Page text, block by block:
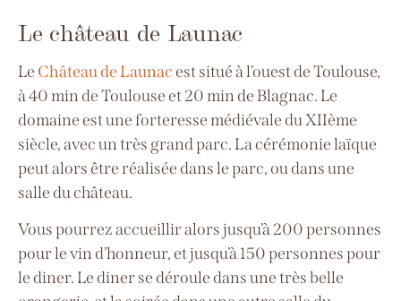
Le château de Launac
LeChâteau de Launacest situé à l’ouest de Toulouse,
à 40 min de Toulouse et 20 min de Blagnac. Le
domaine est une forteresse médiévale du XIIème
siècle, avec un très grand parc. La cérémonie laïque
peut alors être réalisée dans le parc, ou dans une
salle du château.
Vous pourrez accueillir alors jusqu’à 200 personnes
pour le vin d’honneur, et jusqu’à 150 personnes pour
le diner. Le diner se déroule dans une très belle